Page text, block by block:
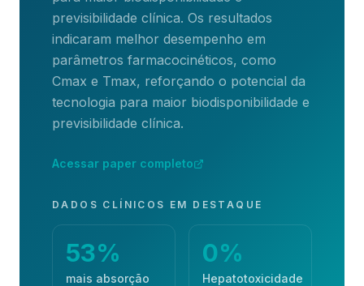
previsibilidade clínica. Os resultados
indicaram melhor desempenho em
parâmetros farmacocinéticos, como
Cmax e Tmax, reforçando o potencial da
tecnologia para maior biodisponibilidade e
previsibilidade clínica.
Acessar paper completo
DADOS CLÍNICOS EM DESTAQUE
53%
mais absorção
0%
Hepatotoxicidade